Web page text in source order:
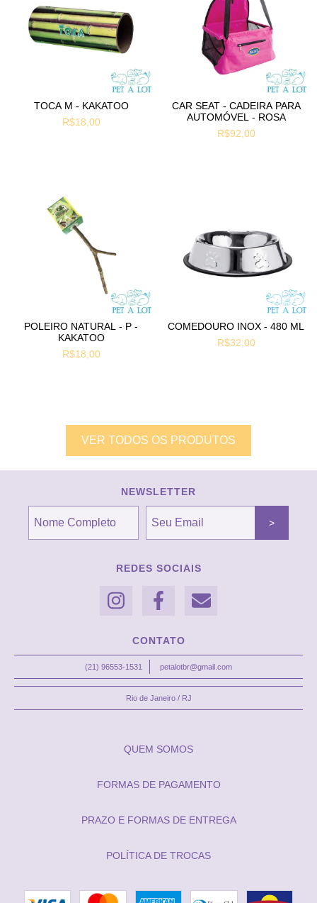
TOCA M - KAKATOO
R$18,00
CAR SEAT - CADEIRA PARA
AUTOMÓVEL - ROSA
R$92,00
POLEIRO NATURAL - P -
KAKATOO
R$18,00
COMEDOURO INOX - 480 ML
R$32,00
VER TODOS OS PRODUTOS
NEWSLETTER
REDES SOCIAIS
CONTATO
(21) 96553-1531 petalotbr@gmail.com
Rio de Janeiro / RJ
QUEM SOMOS
FORMAS DE PAGAMENTO
PRAZO E FORMAS DE ENTREGA
POLÍTICA DE TROCAS